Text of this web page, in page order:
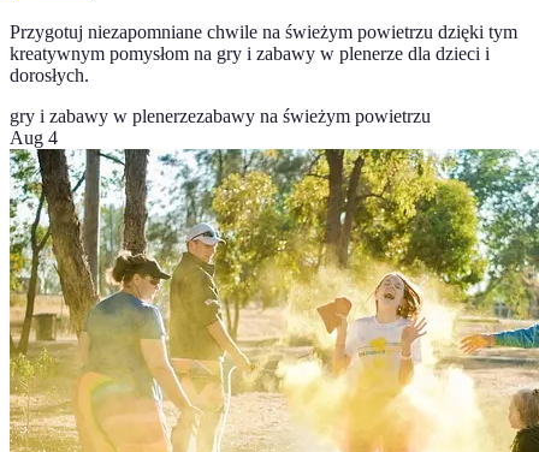
Przygotuj niezapomniane chwile na świeżym powietrzu dzięki tym
kreatywnym pomysłom na gry i zabawy w plenerze dla dzieci i
dorosłych.
gry i zabawy w plenerzezabawy na świeżym powietrzu
Aug 4